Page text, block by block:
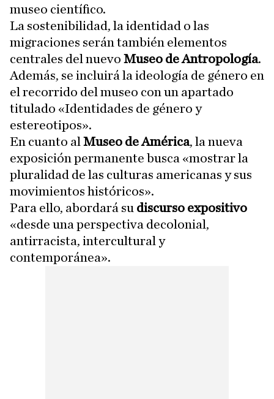
museo científico.
La sostenibilidad, la identidad o las
migraciones serán también elementos
centrales del nuevo Museo de Antropología.
Además, se incluirá la ideología de género en
el recorrido del museo con un apartado
titulado «Identidades de género y
estereotipos».
En cuanto al Museo de América, la nueva
exposición permanente busca «mostrar la
pluralidad de las culturas americanas y sus
movimientos históricos».
Para ello, abordará su discurso expositivo
«desde una perspectiva decolonial,
antirracista, intercultural y
contemporánea».